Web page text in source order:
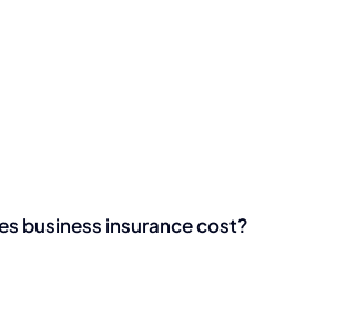
business insurance cost?